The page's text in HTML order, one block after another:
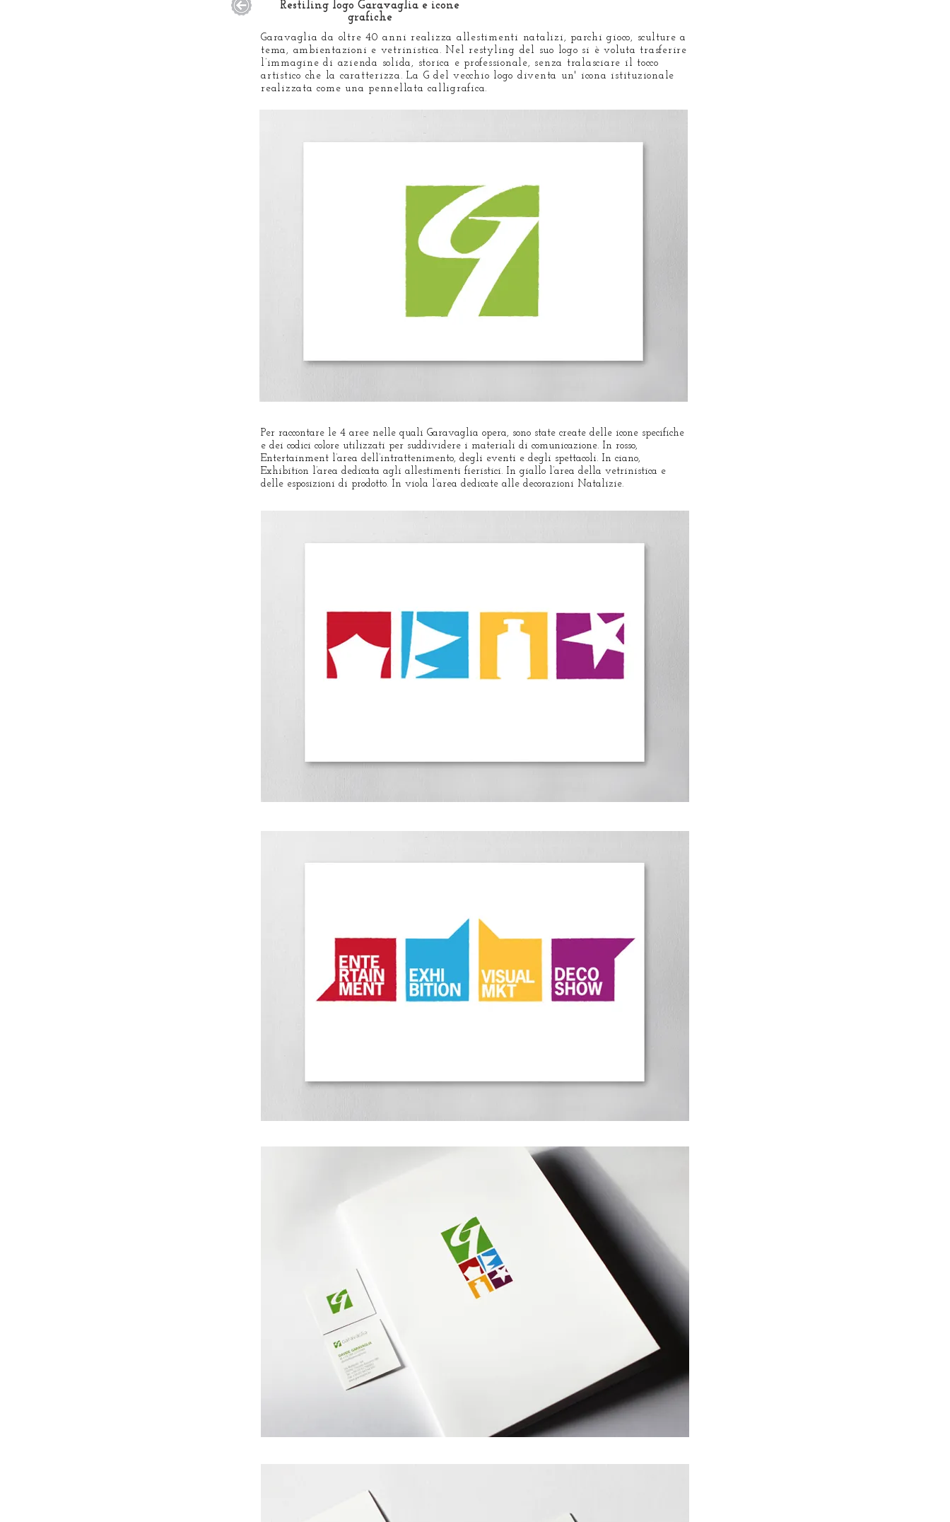
Restiling logo Garavaglia e icone
grafiche
Garavaglia da oltre 40 anni realizza allestimenti natalizi, parchi gioco, sculture a
tema, ambientazioni e vetrinistica. Nel restyling del suo logo si è voluta trasferire
l’immagine di azienda solida, storica e professionale, senza tralasciare il tocco
artistico che la caratterizza. La G del vecchio logo diventa un' icona istituzionale
realizzata come una pennellata calligrafica.
Per raccontare le 4 aree nelle quali Garavaglia opera, sono state create delle icone specifiche
e dei codici colore utilizzati per suddividere i materiali di comunicazione. In rosso,
Entertainment l’area dell’intrattenimento, degli eventi e degli spettacoli. In ciano,
Exhibition l’area dedicata agli allestimenti fieristici. In giallo l’area della vetrinistica e
delle esposizioni di prodotto. In viola l’area dedicate alle decorazioni Natalizie.